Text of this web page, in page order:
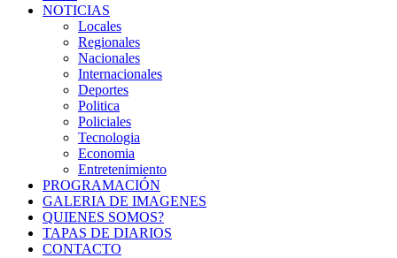
NOTICIAS
Locales
Regionales
Nacionales
Internacionales
Deportes
Politica
Policiales
Tecnologia
Economia
Entretenimiento
PROGRAMACIÓN
GALERIA DE IMAGENES
QUIENES SOMOS?
TAPAS DE DIARIOS
CONTACTO